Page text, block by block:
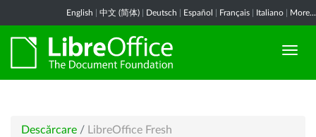
English 中文 (简体) Deutsch Español Français Italiano More...
Descărcare / LibreOffice Fresh